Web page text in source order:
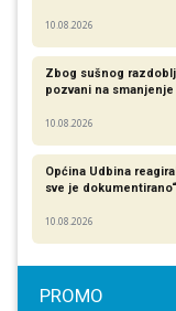
10.08.2026
Zbog sušnog
pozvani na
10.08.2026
Općina Udbina
sve je dokumentirano“
10.08.2026
PROMO